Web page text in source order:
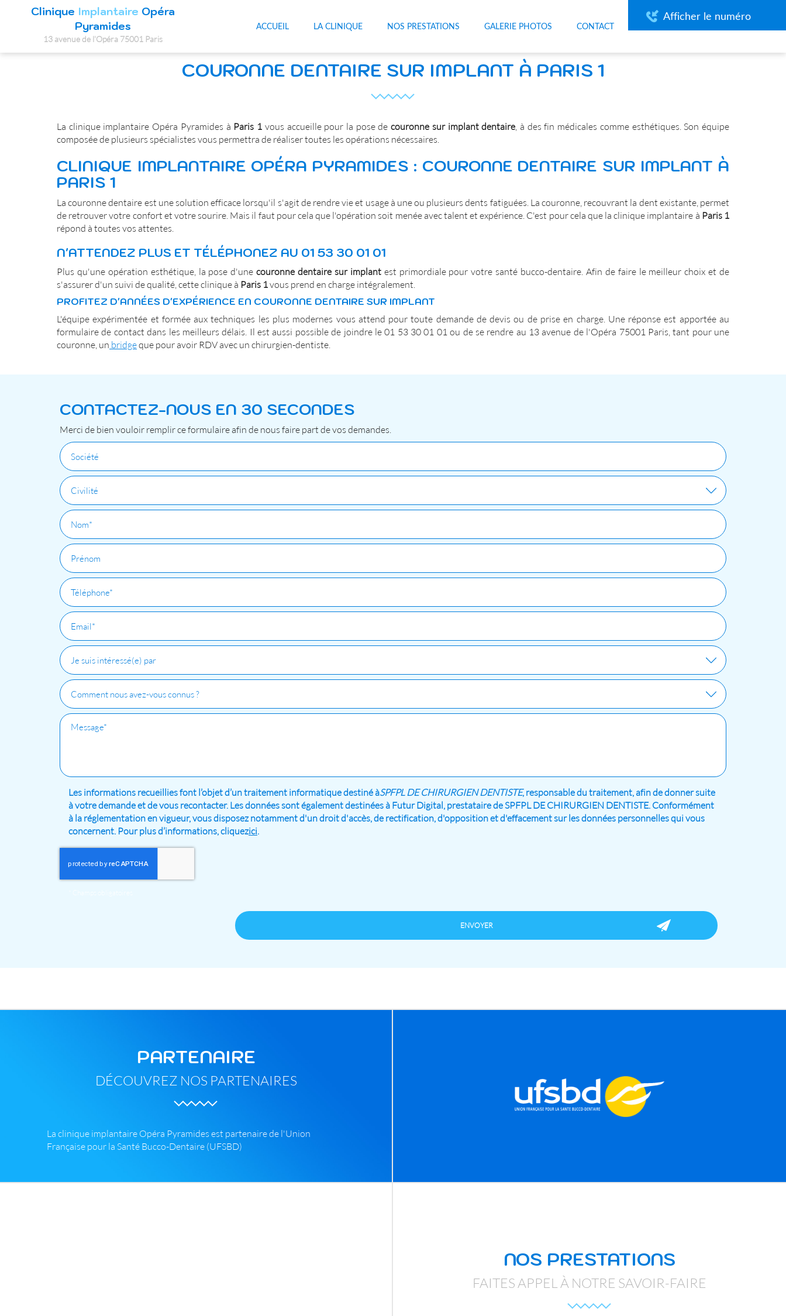
Clinique Implantaire Opéra
Pyramides
13 avenue de l'Opéra 75001 Paris
SPFPL
ACCUEIL LA CLINIQUE NOS PRESTATIONS GALERIE PHOTOS CONTACT
Afficher le numéro
COURONNE DENTAIRE SUR IMPLANT À PARIS 1
La clinique implantaire Opéra Pyramides à Paris 1 vous accueille pour la pose decouronne sur implant dentaire , à des fin médicales comme esthétiques. Son équipe
composée de plusieurs spécialistes vous permettra de réaliser toutes les opérations nécessaires.
CLINIQUE IMPLANTAIRE OPÉRA PYRAMIDES : COURONNE DENTAIRE SUR IMPLANT À
PARIS 1
La couronne dentaire est une solution efficace lorsqu'il s'agit de rendre vie et usage à une ou plusieurs dents fatiguées. La couronne, recouvrant la dent existante, permet
de retrouver votre confort et votre sourire. Mais il faut pour cela que l'opération soit menée avec talent et expérience. C'est pour cela que la clinique implantaire à Paris 1
répond à toutes vos attentes.
N'ATTENDEZ PLUS ET TÉLÉPHONEZ AU 01 53 30 01 01
Plus qu'une opération esthétique, la pose d'unecouronne dentaire sur implantest primordiale pour votre santé bucco-dentaire. Afin de faire le meilleur choix et de
s'assurer d'un suivi de qualité, cette clinique à Paris 1vous prend en charge intégralement.
PROFITEZ D'ANNÉES D'EXPÉRIENCE EN COURONNE DENTAIRE SUR IMPLANT
L'équipe expérimentée et formée aux techniques les plus modernes vous attend pour toute demande de devis ou de prise en charge. Une réponse est apportée au
formulaire de contact dans les meilleurs délais. Il est aussi possible de joindre le 01 53 30 01 01 ou de se rendre au 13 avenue de l'Opéra 75001 Paris, tant pour une
couronne, un bridgeque pour avoir RDV avec un chirurgien-dentiste.
CONTACTEZ-NOUS EN 30 SECONDES
Merci de bien vouloir remplir ce formulaire afin de nous faire part de vos demandes.
Les informations recueillies font l’objet d’un traitement informatique destiné àSPFPL DE CHIRURGIEN DENTISTE, responsable du traitement, afin de donner suite
à votre demande et de vous recontacter. Les données sont également destinées à Futur Digital, prestataire de SPFPL DE CHIRURGIEN DENTISTE. Conformément
à la réglementation en vigueur, vous disposez notamment d'un droit d'accès, de rectification, d'opposition et d'effacement sur les données personnelles qui vous
concernent. Pour plus d’informations, cliquezici.
PARTENAIRE
DÉCOUVREZ NOS PARTENAIRES
La clinique implantaire Opéra Pyramides est partenaire de l'Union
Française pour la Santé Bucco-Dentaire (UFSBD)
NOS PRESTATIONS
FAITES APPEL À NOTRE SAVOIR-FAIRE